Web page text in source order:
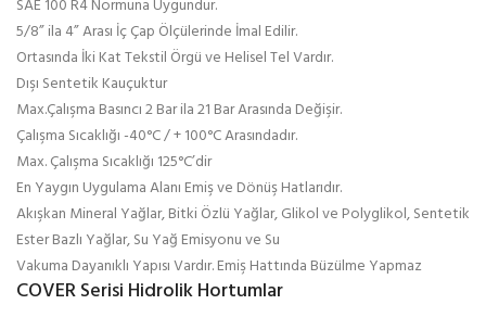
SAE 100 R4 Normuna Uygundur.
5/8” ila 4” Arası İç Çap Ölçülerinde İmal Edilir.
Ortasında İki Kat Tekstil Örgü ve Helisel Tel Vardır.
Dışı Sentetik Kauçuktur
Max.Çalışma Basıncı 2 Bar ila 21 Bar Arasında Değişir.
Çalışma Sıcaklığı -40°C / + 100°C Arasındadır.
Max. Çalışma Sıcaklığı 125°C’dir
En Yaygın Uygulama Alanı Emiş ve Dönüş Hatlarıdır.
Akışkan Mineral Yağlar, Bitki Özlü Yağlar, Glikol ve Polyglikol, Sentetik
Ester Bazlı Yağlar, Su Yağ Emisyonu ve Su
Vakuma Dayanıklı Yapısı Vardır. Emiş Hattında Büzülme Yapmaz
COVER Serisi Hidrolik Hortumlar